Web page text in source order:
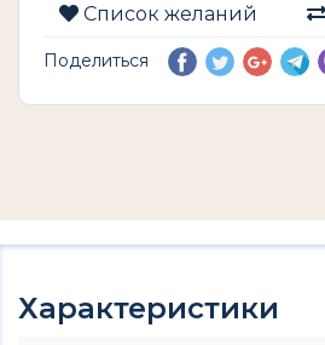
Список желаний
Поделиться
Характеристики